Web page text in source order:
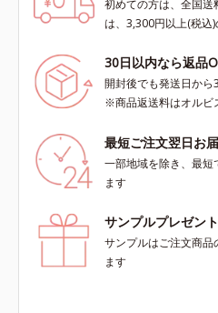
初めての方は、全国
は、3,300円以上(税込
30日以内なら返品
開封後でも発送日か
※商品返送料はオルビ
最短ご注文翌日お
一部地域を除き、最短
ます
サンプルプレゼント
サンプルはご注文商
ます